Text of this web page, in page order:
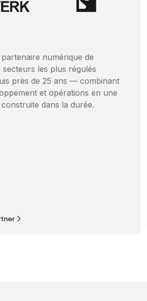
partenaire numérique de
les plus régulés
près de 25 ans — combinant
et opérations en une
dans la durée.